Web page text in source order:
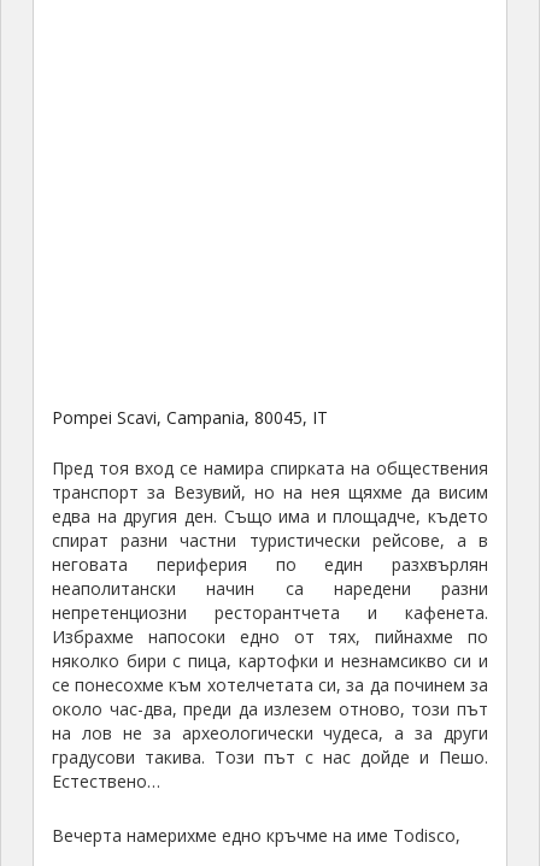
Pompei Scavi, Campania, 80045, IT
Пред тоя вход се намира спирката на обществения
транспорт за Везувий, но на нея щяхме да висим
едва на другия ден. Също има и площадче, където
спират разни частни туристически рейсове, а в
неговата периферия по един разхвърлян
неаполитански начин са наредени разни
непретенциозни ресторантчета и кафенета.
Избрахме напосоки едно от тях, пийнахме по
няколко бири с пица, картофки и незнамсикво си и
се понесохме към хотелчетата си, за да починем за
около час-два, преди да излезем отново, този път
на лов не за археологически чудеса, а за други
градусови такива. Този път с нас дойде и Пешо.
Естествено…
Вечерта намерихме едно кръчме на име Todisco,